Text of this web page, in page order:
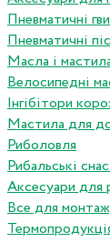
Пневматичні
Пневматичні
Масла і
Велосипедні
Інгібітори
Мастила для
Риболовля
Рибальські
Аксесуари для
Все для